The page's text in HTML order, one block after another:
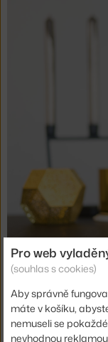
Pro web
(souhlas s cookies)
Aby správně
máte v košíku,
nemuseli se
nevhodnou reklamou.